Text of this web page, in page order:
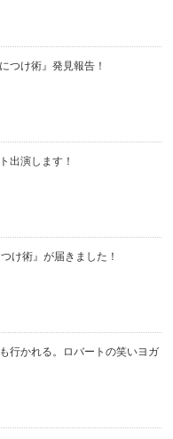
つけ術』発見報告！
出演します！
け術』が届きました！
行かれる。ロバートの笑いヨガ